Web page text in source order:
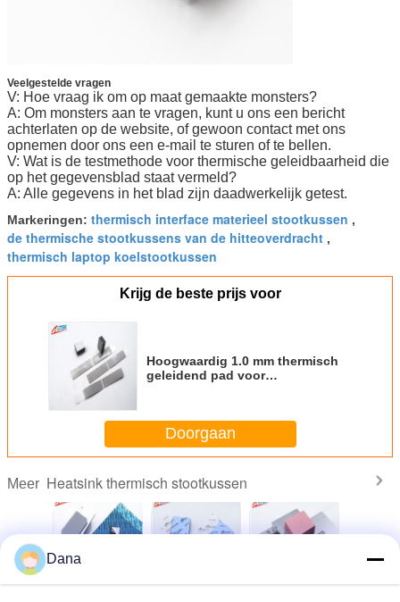
Veelgestelde vragen
V: Hoe vraag ik om op maat gemaakte monsters?
A: Om monsters aan te vragen, kunt u ons een bericht
achterlaten op de website, of gewoon contact met ons
opnemen door ons een e-mail te sturen of te bellen.
V: Wat is de testmethode voor thermische geleidbaarheid die
op het gegevensblad staat vermeld?
A: Alle gegevens in het blad zijn daadwerkelijk getest.
Markeringen: thermisch interface materieel stootkussen ,
de thermische stootkussens van de hitteoverdracht ,
thermisch laptop koelstootkussen
Krijg de beste prijs voor
Hoogwaardig 1.0 mm thermisch
geleidend pad voor
Doorgaan
Meer Heatsink thermisch stootkussen
Dana